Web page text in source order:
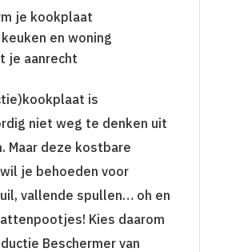
je kookplaat
en woning
je aanrecht
is
niet weg te denken uit
Maar deze kostbare
je behoeden voor
vallende spullen… oh en
Kies daarom
Beschermer van